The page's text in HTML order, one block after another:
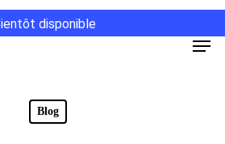
disponible
Blog